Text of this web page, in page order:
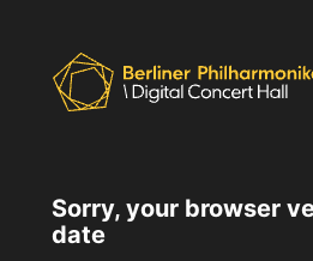
Sorry, your browser
date